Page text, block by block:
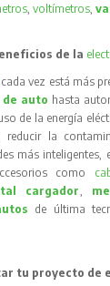
,voltímetros ,
de la
cada vez está más
auto hasta
de la energía
reducir la
más inteligentes,
como
cargador
de última
tu proyecto de